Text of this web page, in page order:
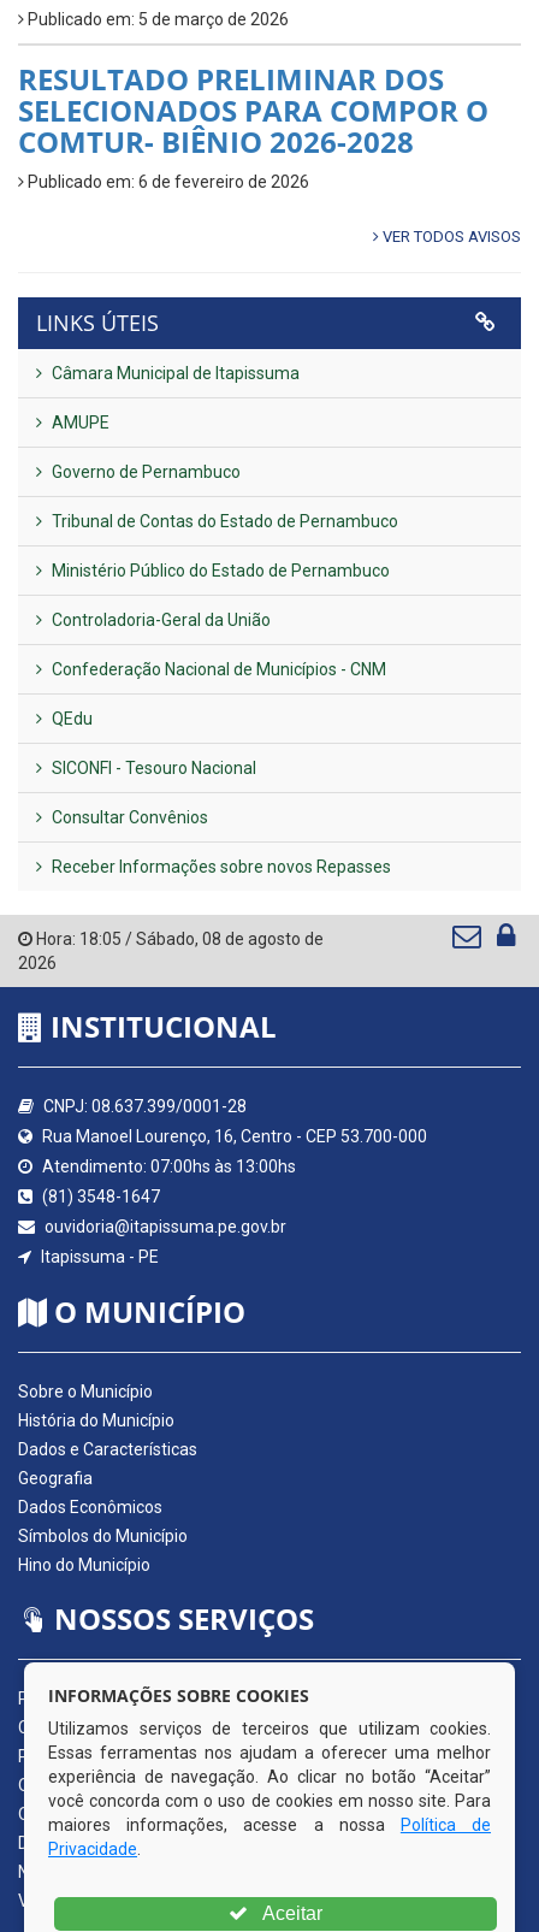
Publicado em: 5 de março de 2026
RESULTADO PRELIMINAR DOS
SELECIONADOS PARA COMPOR O
COMTUR- BIÊNIO 2026-2028
Publicado em: 6 de fevereiro de 2026
VER TODOS AVISOS
LINKS ÚTEIS
Câmara Municipal de Itapissuma
AMUPE
Governo de Pernambuco
Tribunal de Contas do Estado de Pernambuco
Ministério Público do Estado de Pernambuco
Controladoria-Geral da União
Confederação Nacional de Municípios - CNM
QEdu
SICONFI - Tesouro Nacional
Consultar Convênios
Receber Informações sobre novos Repasses
Hora: 18:05 /Sábado, 08 de agosto de
2026
INSTITUCIONAL
CNPJ: 08.637.399/0001-28
Rua Manoel Lourenço, 16, Centro - CEP 53.700-000
Atendimento: 07:00hs às 13:00hs
(81) 3548-1647
ouvidoria@itapissuma.pe.gov.br
Itapissuma - PE
O MUNICÍPIO
Sobre o Município
História do Município
Dados e Características
Geografia
Dados Econômicos
Símbolos do Município
Hino do Município
NOSSOS SERVIÇOS
Portal da Transparência
Carta de Serviços ao Usuário
Pedido de Acesso à Informação (e-SIC)
Ouvidoria Municipal
Quadro de Avisos
Diário Oficial da AMUPE
Nota Fiscal Eletrônica
Validador Nota Fiscal
INFORMAÇÕES SOBRE COOKIES
Utilizamos serviços de terceiros que utilizam cookies.
Essas ferramentas nos ajudam a oferecer uma melhor
experiência de navegação. Ao clicar no botão “Aceitar”
você concorda com o uso de cookies em nosso site. Para
maiores informações, acesse a nossa
Política de
Privacidade
Aceitar